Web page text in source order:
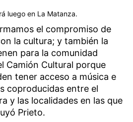
luego en La Matanza.
el compromiso de
la cultura; y también la
para la comunidad
Camión Cultural porque
tener acceso a música e
coproducidas entre el
y las localidades en las que
Prieto.